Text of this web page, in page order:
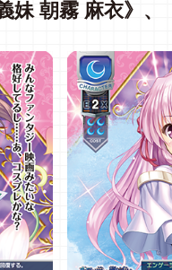
妹 朝霧 麻衣》